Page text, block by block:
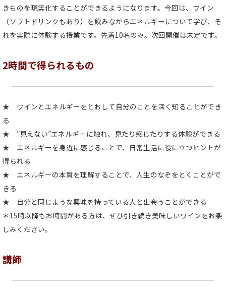
きものを現実化することができるようになります。今回は、ワイン
（ソフトドリンクもあり）を飲みながらエネルギーについて学び、そ
れを実際に体験する授業です。先着10名のみ。次回開催は未定です。
2時間で得られるもの
★ ワインとエネルギーをとおして自分のことを深く知ることができ
る
★ ”見えない”エネルギーに触れ、見たり感じたりする体験ができる
★ エネルギーを身近に感じることで、日常生活に役に立つヒントが
得られる
★ エネルギーの本質を理解することで、人生のなぞをとくことがで
きる
★ 自分と同じような興味を持っている人と出会うことができる
＊15時以降もお時間がある方は、ぜひ引き続き美味しいワインをお楽
しみください。
講師